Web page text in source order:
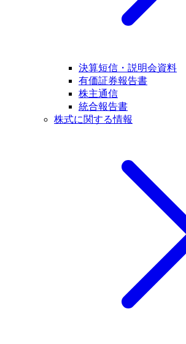
決算短信・説明会資料
有価証券報告書
株主通信
統合報告書
株式に関する情報